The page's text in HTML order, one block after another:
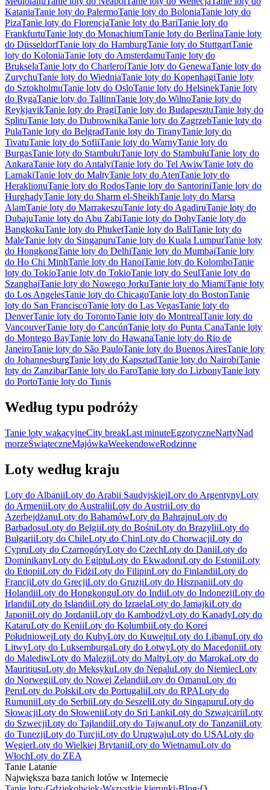
KataniaTanie loty do PalermoTanie loty do BoloniaTanie loty do
PizaTanie loty do FlorencjaTanie loty do BariTanie loty do
FrankfurtuTanie loty do MonachiumTanie loty do BerlinaTanie loty
do DüsseldorfTanie loty do HamburgTanie loty do StuttgartTanie
loty do KoloniaTanie loty do AmsterdamuTanie loty do
BrukselaTanie loty do CharleroiTanie loty do GenewaTanie loty do
ZurychuTanie loty do WiedniaTanie loty do KopenhagiTanie loty
do SztokholmuTanie loty do OsloTanie loty do HelsinekTanie loty
do RygaTanie loty do TallinnTanie loty do WilnoTanie loty do
ReykjavikTanie loty do PragiTanie loty do BudapesztuTanie loty do
SplituTanie loty do DubrownikaTanie loty do ZagrzebTanie loty do
PulaTanie loty do BelgradTanie loty do TiranyTanie loty do
TivatuTanie loty do SofiiTanie loty do WarnyTanie loty do
BurgasTanie loty do StambułuTanie loty do StambułuTanie loty do
AnkaraTanie loty do AntalyiTanie loty do Tel AwiwTanie loty do
LarnakiTanie loty do MaltyTanie loty do AtenTanie loty do
HeraklionuTanie loty do RodosTanie loty do SantoriniTanie loty do
HurghadyTanie loty do Sharm el-SheikhTanie loty do Marsa
AlamTanie loty do MarrakeszuTanie loty do AgadiruTanie loty do
DubajuTanie loty do Abu ZabiTanie loty do DohyTanie loty do
BangkokuTanie loty do PhuketTanie loty do BaliTanie loty do
MaleTanie loty do SingapuruTanie loty do Kuala LumpurTanie loty
do HongkongTanie loty do DelhiTanie loty do MumbajTanie loty
do Ho Chi MinhTanie loty do HanoiTanie loty do KolomboTanie
loty do TokioTanie loty do TokioTanie loty do SeulTanie loty do
SzanghajTanie loty do Nowego JorkuTanie loty do MiamiTanie loty
do Los AngelesTanie loty do ChicagoTanie loty do BostonTanie
loty do San FranciscoTanie loty do Las VegasTanie loty do
DenverTanie loty do TorontoTanie loty do MontrealTanie loty do
VancouverTanie loty do CancúnTanie loty do Punta CanaTanie loty
do Montego BayTanie loty do HawanaTanie loty do Rio de
JaneiroTanie loty do São PauloTanie loty do Buenos AiresTanie loty
do JohannesburgTanie loty do KapsztadTanie loty do NairobiTanie
loty do ZanzibarTanie loty do FaroTanie loty do LizbonyTanie loty
do PortoTanie loty do Tunis
Według typu podróży
Tanie loty wakacyjneCity breakLast minuteEgzotyczneNartyNad
morzeŚwiąteczneMajówkaWeekendoweRodzinne
Loty według kraju
Loty do AlbaniiLoty do Arabii SaudyjskiejLoty do ArgentynyLoty
do ArmeniiLoty do AustraliiLoty do AustriiLoty do
AzerbejdżanuLoty do BahamówLoty do BahrajnuLoty do
BarbadosuLoty do BelgiiLoty do BośniLoty do BrazyliiLoty do
BułgariiLoty do ChileLoty do ChinLoty do ChorwacjiLoty do
CypruLoty do CzarnogóryLoty do CzechLoty do DaniiLoty do
DominikanyLoty do EgiptuLoty do EkwadoruLoty do EstoniiLoty
do EtiopiiLoty do FidżiLoty do FilipinLoty do FinlandiiLoty do
FrancjiLoty do GrecjiLoty do GruzjiLoty do HiszpaniiLoty do
HolandiiLoty do HongkonguLoty do IndiiLoty do IndonezjiLoty do
IrlandiiLoty do IslandiiLoty do IzraelaLoty do JamajkiLoty do
JaponiiLoty do JordaniiLoty do KambodżyLoty do KanadyLoty do
KataruLoty do KeniiLoty do KolumbiiLoty do Korei
PołudniowejLoty do KubyLoty do KuwejtuLoty do LibanuLoty do
LitwyLoty do LuksemburgaLoty do ŁotwyLoty do MacedoniiLoty
do MalediwLoty do MalezjiLoty do MaltyLoty do MarokaLoty do
MauritiusuLoty do MeksykuLoty do NepaluLoty do NiemiecLoty
do NorwegiiLoty do Nowej ZelandiiLoty do OmanuLoty do
PeruLoty do PolskiLoty do PortugaliiLoty do RPALoty do
RumuniiLoty do SerbiiLoty do SeszeliLoty do SingapuruLoty do
SłowacjiLoty do SłoweniiLoty do Sri LankiLoty do SzwajcariiLoty
do SzwecjiLoty do TajlandiiLoty do TajwanuLoty do TanzaniiLoty
do TunezjiLoty do TurcjiLoty do UrugwajuLoty do USALoty do
WęgierLoty do Wielkiej BrytaniiLoty do WietnamuLoty do
WłochLoty do ZEA
Tanie Latanie
Największa baza tanich lotów w Internecie